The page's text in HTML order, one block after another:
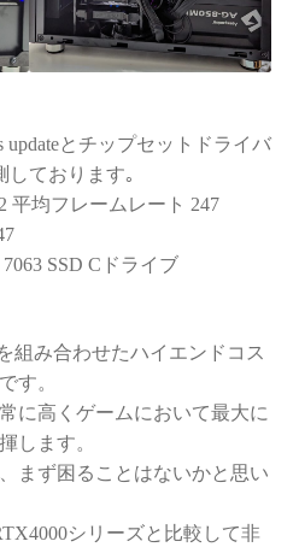
updateとチップセットドライバ
しております｡
平均フレームレート 247
SSD Cドライブ
組み合わせたハイエンドコス
す。
に高くゲームにおいて最大に
します。
まず困ることはないかと思い
シリーズと比較して非